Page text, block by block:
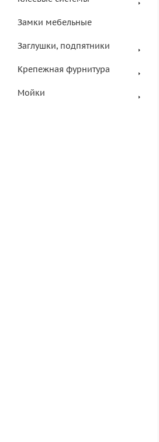
Замки мебельные
Заглушки, подпятники
Крепежная фурнитура
Мойки